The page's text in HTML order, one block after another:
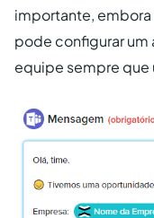
importante, embora
pode configurar um
equipe sempre